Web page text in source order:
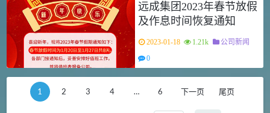
远成集团2023年春节放假
及作息时间恢复通知
2023-01-18 1.21k
公司新闻
0
1 2 3 4 … 6 下一页 尾页